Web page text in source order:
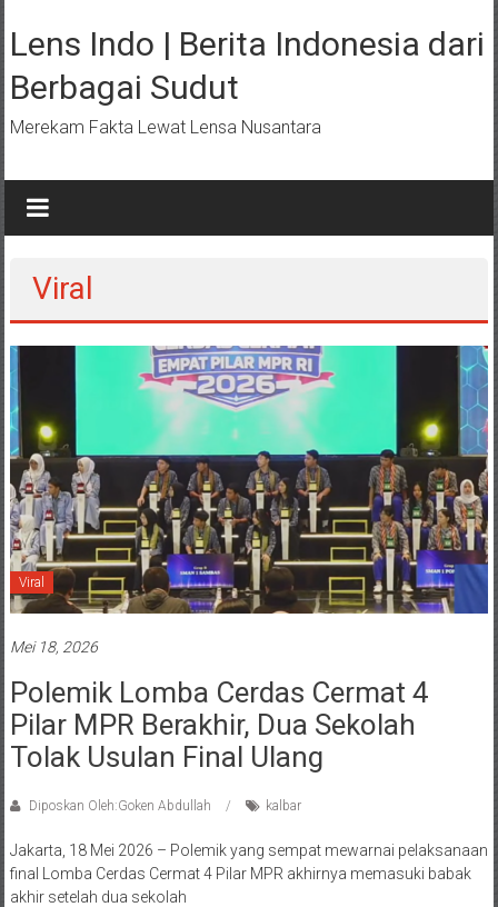
ke
konten
Lens Indo | Berita Indonesia dari
Berbagai Sudut
Merekam Fakta Lewat Lensa Nusantara
Viral
Viral
Mei 18, 2026
Polemik Lomba Cerdas Cermat 4
Pilar MPR Berakhir, Dua Sekolah
Tolak Usulan Final Ulang
Diposkan Oleh:Goken Abdullah kalbar
Jakarta, 18 Mei 2026 – Polemik yang sempat mewarnai pelaksanaan
final Lomba Cerdas Cermat 4 Pilar MPR akhirnya memasuki babak
akhir setelah dua sekolah